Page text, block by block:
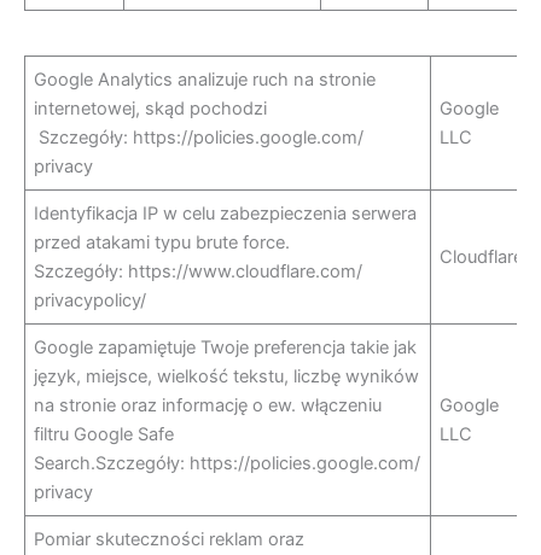
Google Analytics analizuje ruch na stronie
internetowej, skąd pochodzi
Szczegóły: https://policies.google.com/
privacy
Google
LLC
Identyfikacja IP w celu zabezpieczenia serwera
przed atakami typu brute force.
Szczegóły: https://www.cloudflare.com/
privacypolicy/
Cloudflare
Google zapamiętuje Twoje preferencja takie jak
język, miejsce, wielkość tekstu, liczbę wyników
na stronie oraz informację o ew. włączeniu
filtru Google Safe
Search.Szczegóły: https://policies.google.com/
privacy
Google
LLC
Pomiar skuteczności reklam oraz